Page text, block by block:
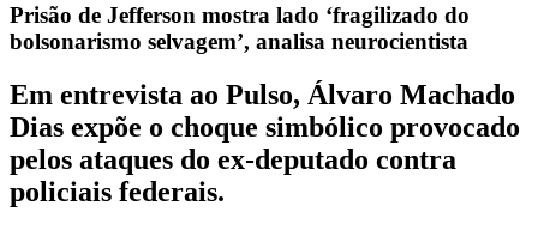
Prisão de Jefferson mostra lado ‘fragilizado do
bolsonarismo selvagem’, analisa neurocientista
Em entrevista ao Pulso, Álvaro Machado
Dias expõe o choque simbólico provocado
pelos ataques do ex-deputado contra
policiais federais.